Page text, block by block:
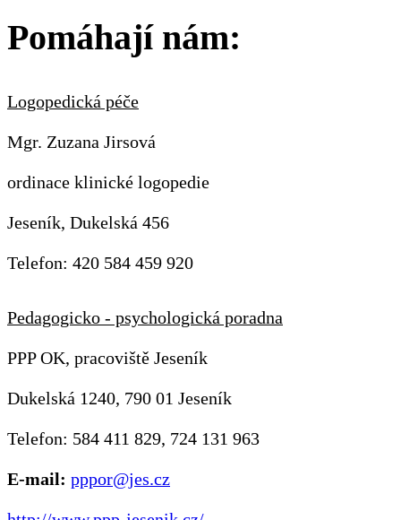
Pomáhají nám:
Logopedická péče
Mgr. Zuzana Jirsová
ordinace klinické logopedie
Jeseník, Dukelská 456
Telefon: 420 584 459 920
Pedagogicko - psychologická poradna
PPP OK, pracoviště Jeseník
Dukelská 1240, 790 01 Jeseník
Telefon: 584 411 829, 724 131 963
E-mail: pppor@jes.cz